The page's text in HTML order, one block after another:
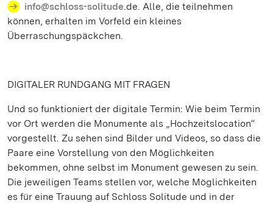
info@schloss-solitude.de. Alle, die teilnehmen
können, erhalten im Vorfeld ein kleines
Überraschungspäckchen.
DIGITALER RUNDGANG MIT FRAGEN
Und so funktioniert der digitale Termin: Wie beim Termin
vor Ort werden die Monumente als „Hochzeitslocation“
vorgestellt. Zu sehen sind Bilder und Videos, so dass die
Paare eine Vorstellung von den Möglichkeiten
bekommen, ohne selbst im Monument gewesen zu sein.
Die jeweiligen Teams stellen vor, welche Möglichkeiten
es für eine Trauung auf Schloss Solitude und in der